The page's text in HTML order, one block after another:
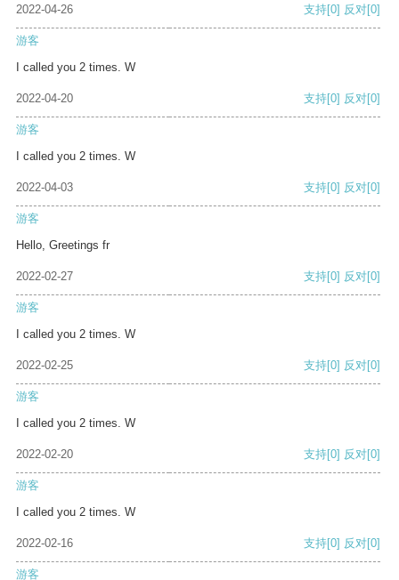
2022-04-26 支持[0] 反对[0]
游客
I called you 2 times. W
2022-04-20 支持[0] 反对[0]
游客
I called you 2 times. W
2022-04-03 支持[0] 反对[0]
游客
Hello, Greetings fr
2022-02-27 支持[0] 反对[0]
游客
I called you 2 times. W
2022-02-25 支持[0] 反对[0]
游客
I called you 2 times. W
2022-02-20 支持[0] 反对[0]
游客
I called you 2 times. W
2022-02-16 支持[0] 反对[0]
游客